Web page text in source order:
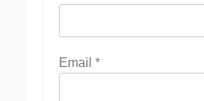
Email *